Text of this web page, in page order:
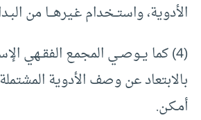
الأدوية، واستــخدام غـيرهـــا من
(4) كما يــوصــي المجمـع الفقــهي
بالابتعاد عن وصف الأدوية المشتملة
أمـكـن.